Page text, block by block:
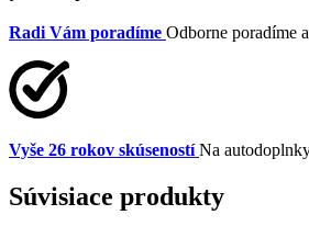
Radi Vám poradíme Odborne poradíme
Vyše 26 rokov skúseností Na
Súvisiace produkty